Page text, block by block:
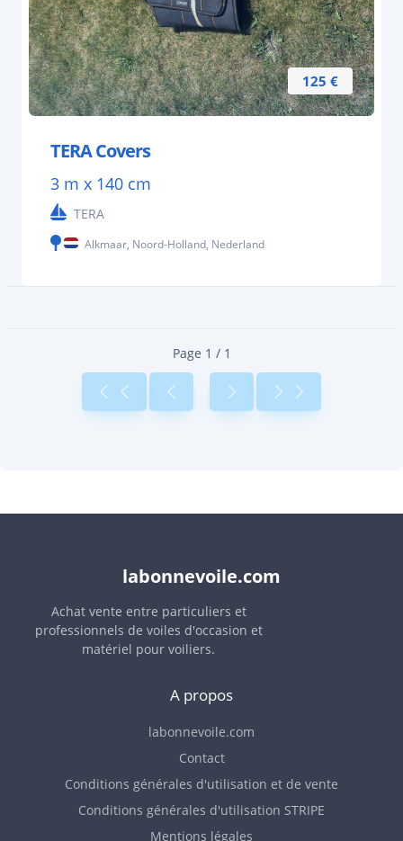
125 €
TERA Covers
3 m x 140 cm
TERA
Alkmaar, Noord-Holland, Nederland
Page 1 / 1
labonnevoile.com
Achat vente entre particuliers et
professionnels de voiles d'occasion et
matériel pour voiliers.
A propos
labonnevoile.com
Contact
Conditions générales d'utilisation et de vente
Conditions générales d'utilisation STRIPE
Mentions légales